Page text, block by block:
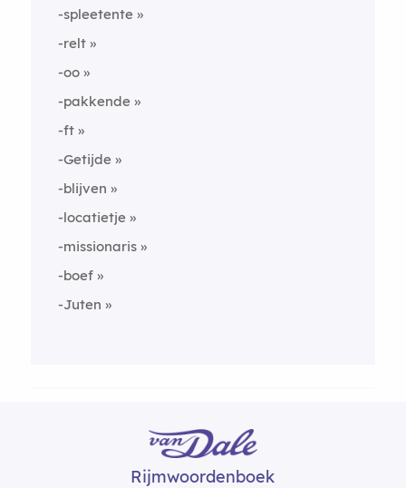
-spleetente
-relt
-oo
-pakkende
-ft
-Getijde
-blijven
-locatietje
-missionaris
-boef
-Juten
Rijmwoordenboek